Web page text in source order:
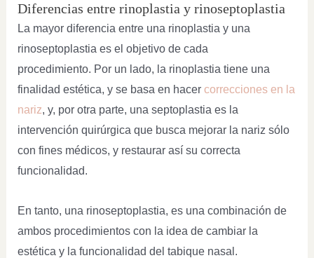
Diferencias entre rinoplastia y rinoseptoplastia
La mayor diferencia entre una rinoplastia y una
rinoseptoplastia es el objetivo de cada
procedimiento. Por un lado, la rinoplastia tiene una
finalidad estética, y se basa en hacer correcciones en la
nariz, y, por otra parte, una septoplastia es la
intervención quirúrgica que busca mejorar la nariz sólo
con fines médicos, y restaurar así su correcta
funcionalidad.
En tanto, una rinoseptoplastia, es una combinación de
ambos procedimientos con la idea de cambiar la
estética y la funcionalidad del tabique nasal.